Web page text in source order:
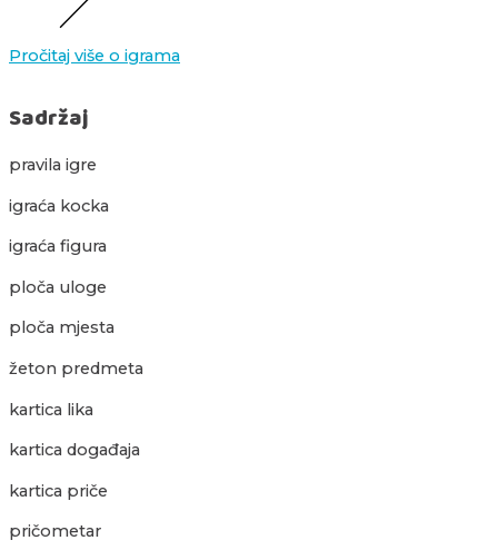
Pročitaj više o igrama
Sadržaj
pravila igre
igraća kocka
igraća figura
ploča uloge
ploča mjesta
žeton predmeta
kartica lika
kartica događaja
kartica priče
pričometar